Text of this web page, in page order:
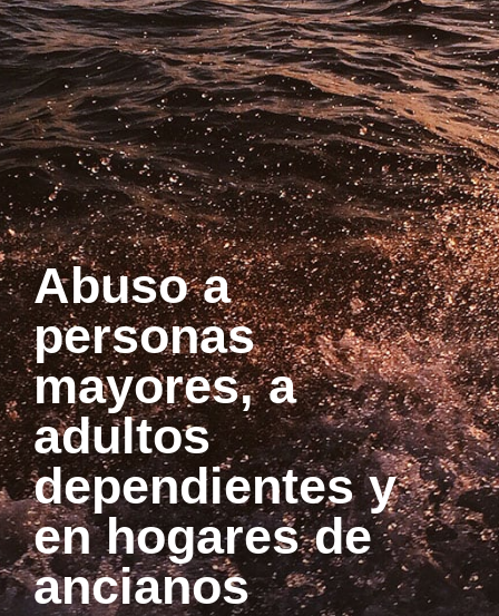
Abuso a
personas
mayores, a
adultos
dependientes y
en hogares de
ancianos